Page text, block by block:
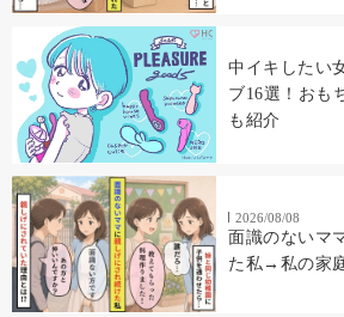
中イキしたい
ブ16選！おも
も紹介
2026/08/08
面識のないマ
た私→私の家